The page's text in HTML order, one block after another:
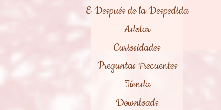
E Después de la Despedida
Adotar
Curiosidades
Preguntas Frecuentes
Tienda
Downloads